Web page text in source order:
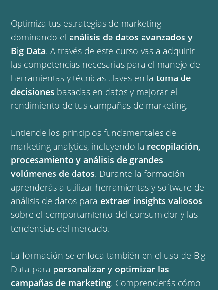
Optimiza tus estrategias de marketing
dominando elanálisis de datos avanzados y
Big Data. A través de este curso vas a adquirir
las competencias necesarias para el manejo de
herramientas y técnicas claves en latoma de
decisiones basadas en datos y mejorar el
rendimiento de tus campañas de marketing.
Entiende los principios fundamentales de
marketing analytics, incluyendo la recopilación,
procesamiento y análisis de grandes
volúmenes de datos. Durante la formación
aprenderás a utilizar herramientas y software de
análisis de datos para extraer insights valiosos
sobre el comportamiento del consumidor y las
tendencias del mercado.
La formación se enfoca también en el uso de Big
Data para personalizar y optimizar las
campañas de marketing. Comprenderás cómo